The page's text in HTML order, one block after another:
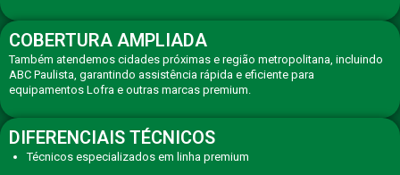
COBERTURA AMPLIADA
Também atendemos cidades próximas e região metropolitana, incluindo
ABC Paulista, garantindo assistência rápida e eficiente para
equipamentos Lofra e outras marcas premium.
DIFERENCIAIS TÉCNICOS
Técnicos especializados em linha premium